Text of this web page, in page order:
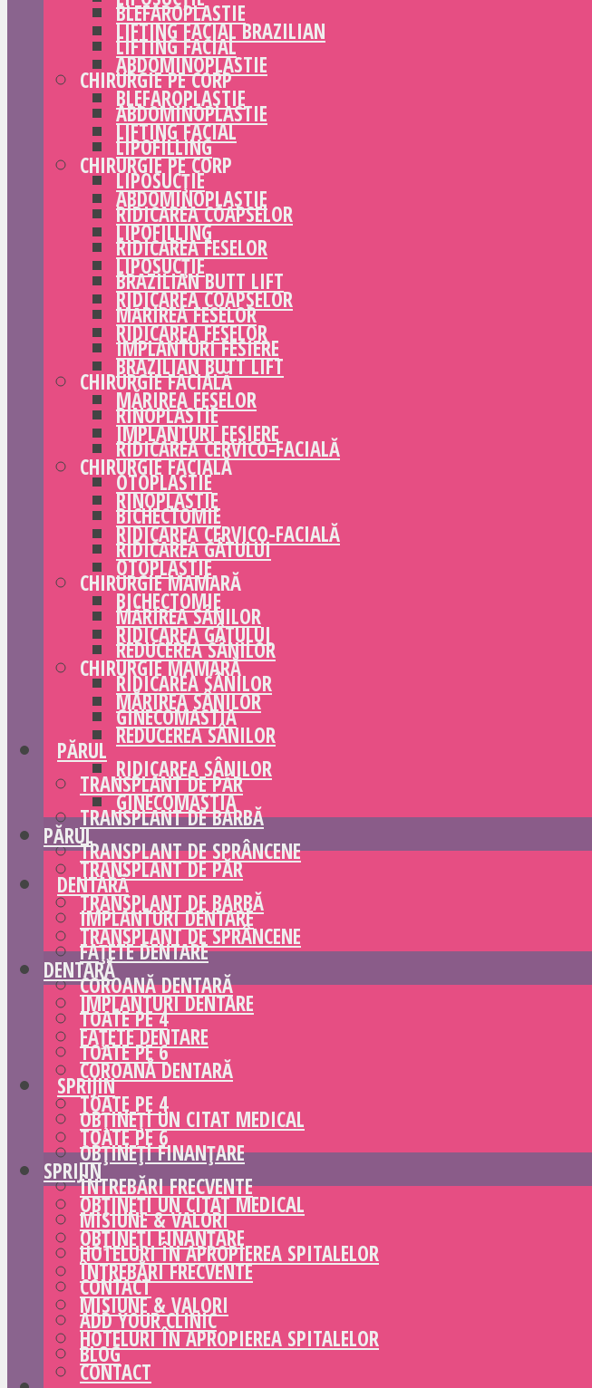
BLEFAROPLASTIE
LIFTING FACIAL
CHIRURGIE PE CORP
ABDOMINOPLASTIE
LIPOFILLING
LIPOSUCȚIE
RIDICAREA COAPSELOR
RIDICAREA FESELOR
BRAZILIAN BUTT LIFT
MĂRIREA FESELOR
IMPLANTURI FESIERE
CHIRURGIE FACIALĂ
RINOPLASTIE
RIDICAREA CERVICO-FACIALĂ
OTOPLASTIE
BICHECTOMIE
RIDICAREA GÂTULUI
CHIRURGIE MAMARĂ
MĂRIREA SÂNILOR
REDUCEREA SÂNILOR
RIDICAREA SÂNILOR
GINECOMASTIA
PĂRUL
TRANSPLANT DE PĂR
TRANSPLANT DE BARBĂ
TRANSPLANT DE SPRÂNCENE
DENTARĂ
IMPLANTURI DENTARE
FAȚETE DENTARE
COROANĂ DENTARĂ
TOATE PE 4
TOATE PE 6
SPRIJIN
OBȚINEȚI UN CITAT MEDICAL
OBȚINEȚI FINANȚARE
ÎNTREBĂRI FRECVENTE
MISIUNE & VALORI
HOTELURI ÎN APROPIEREA SPITALELOR
CONTACT
ADD YOUR CLINIC
BLOG
LIFTING FACIAL BRAZILIAN
ABDOMINOPLASTIE
BLEFAROPLASTIE
LIFTING FACIAL
CHIRURGIE PE CORP
ABDOMINOPLASTIE
LIPOFILLING
LIPOSUCȚIE
RIDICAREA COAPSELOR
RIDICAREA FESELOR
BRAZILIAN BUTT LIFT
MĂRIREA FESELOR
IMPLANTURI FESIERE
CHIRURGIE FACIALĂ
RINOPLASTIE
RIDICAREA CERVICO-FACIALĂ
OTOPLASTIE
BICHECTOMIE
RIDICAREA GÂTULUI
CHIRURGIE MAMARĂ
MĂRIREA SÂNILOR
REDUCEREA SÂNILOR
RIDICAREA SÂNILOR
GINECOMASTIA
PĂRUL
TRANSPLANT DE PĂR
TRANSPLANT DE BARBĂ
TRANSPLANT DE SPRÂNCENE
DENTARĂ
IMPLANTURI DENTARE
FAȚETE DENTARE
COROANĂ DENTARĂ
TOATE PE 4
TOATE PE 6
SPRIJIN
OBȚINEȚI UN CITAT MEDICAL
OBȚINEȚI FINANȚARE
ÎNTREBĂRI FRECVENTE
MISIUNE & VALORI
HOTELURI ÎN APROPIEREA SPITALELOR
CONTACT